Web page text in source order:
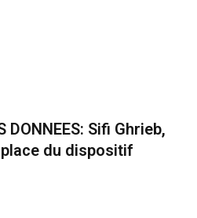
DONNEES: Sifi Ghrieb,
du dispositif